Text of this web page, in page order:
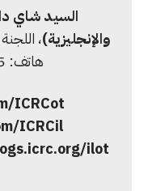
السيد شاي
والإنجليزية)،
هاتف: 972453497075+
ICRCot (
ICRCil (
ilot